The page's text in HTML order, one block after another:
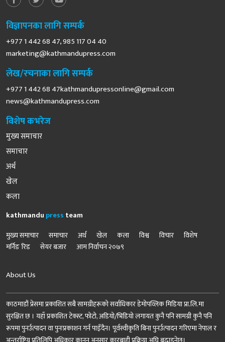
विज्ञापनका लागि सम्पर्क
+977 1 442 68 47, 985 117 04 40
marketing@kathmandupress.com
लेख/रचनाका लागि सम्पर्क
+977 1 442 68 47kathmandupressonline@gmail.com
news@kathmandupress.com
विशेष कभरेज
मुख्य समाचार
समाचार
अर्थ
खेल
कला
kathmandu press team
मुख्य समाचार
समाचार अर्थ खेल कला विश्व विचार
विशेष
मर्निङ रिड
सेयर बजार आम निर्वाचन २०७९
About Us
काठमाडौं प्रेसमा प्रकाशित सबै सामग्रीहरूको सर्वाधिकार डेमोपव्लिक मिडिया प्रा.लि.मा
सुरक्षित छ । यहाँ प्रकाशित टेक्स्ट, फोटो, अडियो/भिडियो लगायत कुनै पनि सामग्री कुनै पनि
रूपमा पुनर्उत्पादन वा पुनःप्रकाशन गर्न पाइँदैन। पूर्वस्वीकृति बिना पुनर्उत्पादन गरिएमा नेपाल र